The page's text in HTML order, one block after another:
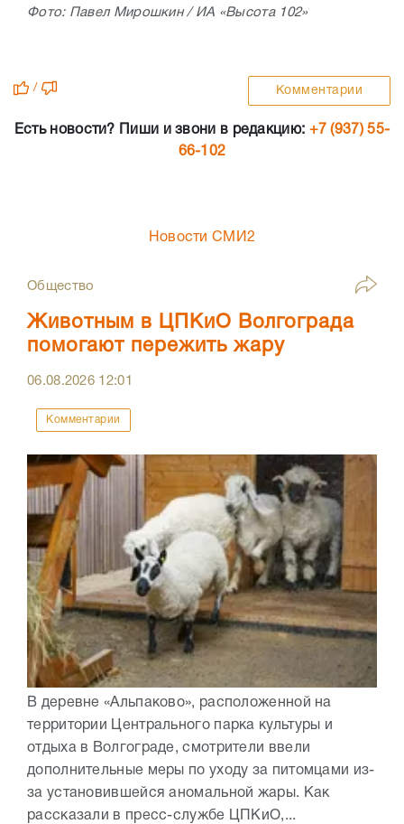
Фото: Павел Мирошкин / ИА «Высота 102»
/ Комментарии
Есть новости? Пиши и звони в редакцию: +7 (937) 55-
66-102
Новости СМИ2
Общество
Животным в ЦПКиО Волгограда
помогают пережить жару
06.08.2026 12:01
Комментарии
В деревне «Альпаково», расположенной на
территории Центрального парка культуры и
отдыха в Волгограде, смотрители ввели
дополнительные меры по уходу за питомцами из-
за установившейся аномальной жары. Как
рассказали в пресс-службе ЦПКиО,...